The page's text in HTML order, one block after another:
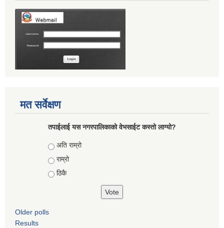
मत सर्वेक्षण
तपाईलाई यस नगरपालिकाको वेभसाईट कस्तो लाग्यो?
Choices
अति राम्रो
राम्रो
ठिकै
Older polls
Results